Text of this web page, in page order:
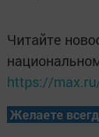
Читайте
https://
Желаете